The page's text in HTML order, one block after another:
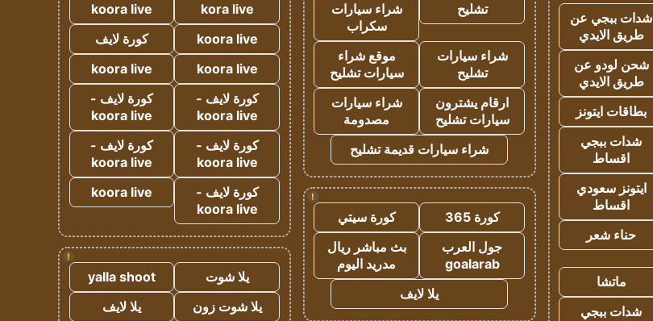
شدات ببجي عن
طريق الايدي
شحن لودو عن
طريق الايدي
بطاقات ايتونز
شدات ببجي
اقساط
ايتونز سعودي
اقساط
حناء شعر
ماتشا
شدات ببجي
تشليح
شراء سيارات
سكراب
شراء سيارات
تشليح
موقع شراء
سيارات تشليح
ارقام يشترون
سيارات تشليح
شراء سيارات
مصدومة
شراء سيارات قديمة تشليح
!
كورة 365
كورة سيتي
جول العرب
goalarab
بث مباشر ريال
مدريد اليوم
يلا لايف
kora live
koora live
koora live
كورة لايف
koora live
koora live
كورة لايف -
koora live
كورة لايف -
koora live
كورة لايف -
koora live
كورة لايف -
koora live
كورة لايف -
koora live
koora live
!
يلا شوت
yalla shoot
يلا شوت زون
يلا لايف